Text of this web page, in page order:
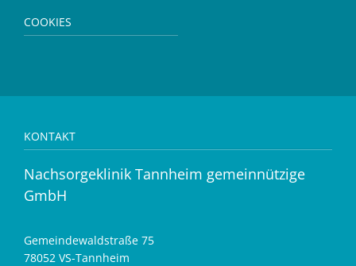
COOKIES
KONTAKT
Nachsorgeklinik Tannheim gemeinnützige
GmbH
Gemeindewaldstraße 75
78052 VS-Tannheim